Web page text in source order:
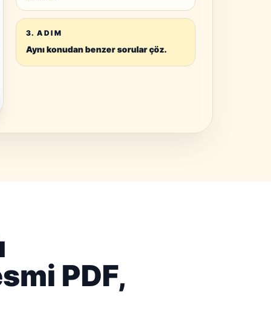
3. ADIM
Aynı konudan benzer sorular çöz.
PDF,